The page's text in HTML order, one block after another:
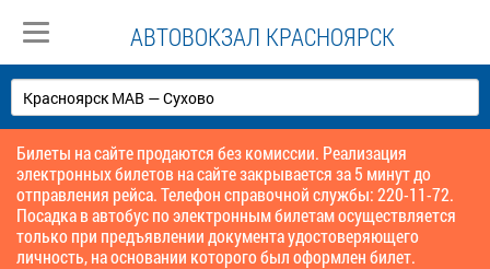
АВТОВОКЗАЛ КРАСНОЯРСК
Билеты на сайте продаются без комиссии. Реализация
электронных билетов на сайте закрывается за 5 минут до
отправления рейса. Телефон справочной службы: 220-11-72.
Посадка в автобус по электронным билетам осуществляется
только при предъявлении документа удостоверяющего
личность, на основании которого был оформлен билет.